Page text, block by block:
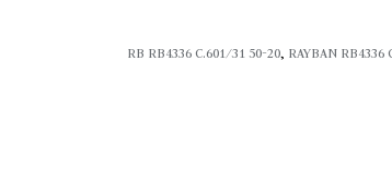
RB RB4336 C.601/31 50-20, RAYBAN